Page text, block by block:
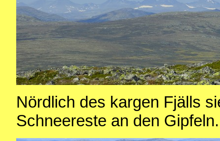
Nördlich des kargen Fjälls
Schneereste an den Gipfeln.